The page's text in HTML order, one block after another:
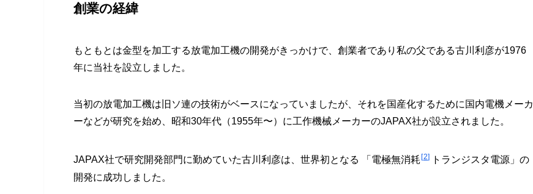
創業の経緯
もともとは金型を加工する放電加工機の開発がきっかけで、創業者であり私の父である古川利彦が1976
年に当社を設立しました。
当初の放電加工機は旧ソ連の技術がベースになっていましたが、それを国産化するために国内電機メーカ
ーなどが研究を始め、昭和30年代（1955年〜）に工作機械メーカーのJAPAX社が設立されました。
JAPAX社で研究開発部門に勤めていた古川利彦は、世界初となる 「電極無消耗 2
トランジスタ電源」の
開発に成功しました。